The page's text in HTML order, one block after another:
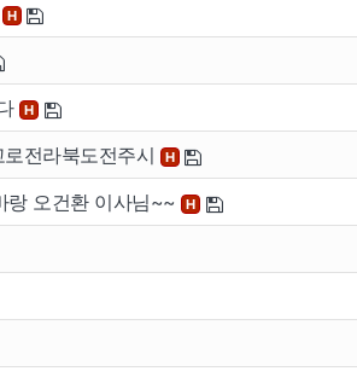
H
H
전라북도전주시 H
오건환 이사님~~ H